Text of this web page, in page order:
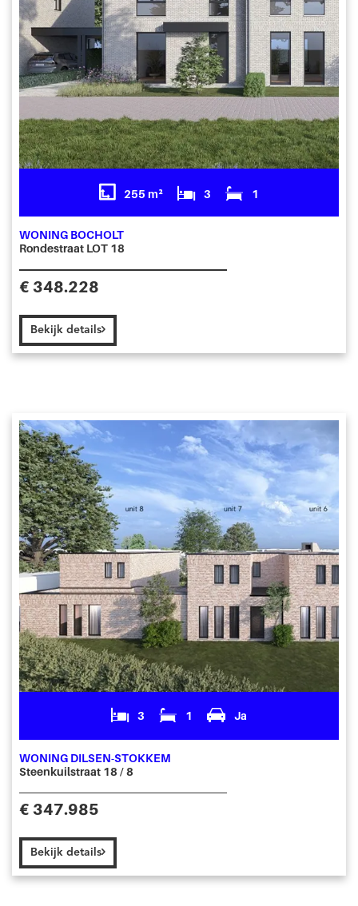
255 m² 3 1
WONING BOCHOLT
Rondestraat LOT 18
€ 348.228
Bekijk details
3 1 Ja
WONING DILSEN-STOKKEM
Steenkuilstraat 18 / 8
€ 347.985
Bekijk details